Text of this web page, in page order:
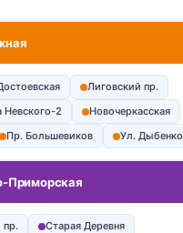
Лиговский пр.
Невского-2
Новочеркасская
Пр. Большевиков Ул. Дыбенко
Приморская
пр.
Старая Деревня